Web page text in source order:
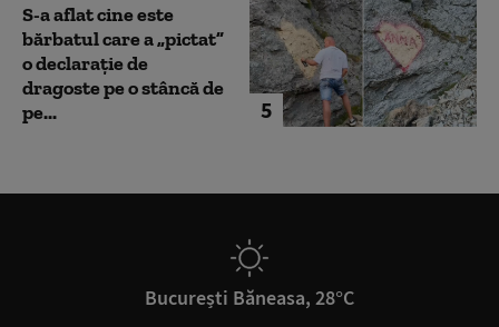
5
S-a aflat cine este
bărbatul care a „pictat”
o declarație de
dragoste pe o stâncă de
pe...
București Băneasa, 28°C